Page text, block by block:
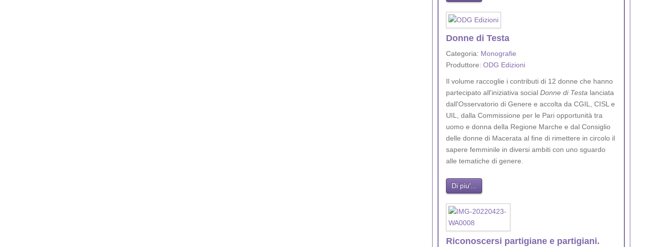
Donne di Testa
Categoria: Monografie
Produttore: ODG Edizioni
Il volume raccoglie i contributi di 12 donne che hanno
partecipato all'iniziativa social Donne di Testa lanciata
dall'Osservatorio di Genere e accolta da CGIL, CISL e
UIL, dalla Commissione per le Pari opportunità tra
uomo e donna della Regione Marche e dal Consiglio
delle donne di Macerata al fine di rimettere in circolo il
sapere femminile in diversi ambiti con uno sguardo
alle tematiche di genere.
Di piu'...
Riconoscersi partigiane e partigiani.